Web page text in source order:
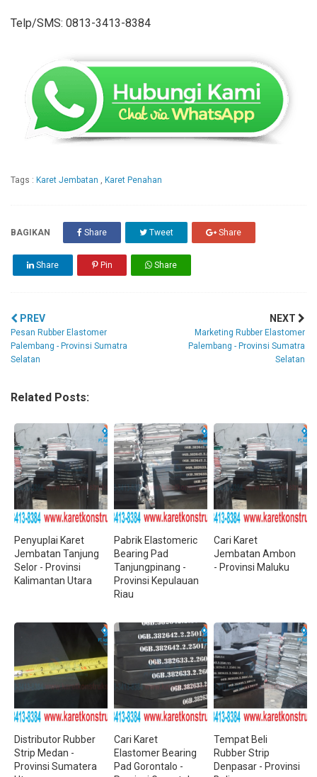
Telp/SMS: 0813-3413-8384
Tags : Karet Jembatan , Karet Penahan
BAGIKAN Share Tweet Share
Share Pin Share
PREV
Pesan Rubber Elastomer
Palembang - Provinsi Sumatra
Selatan
NEXT
Marketing Rubber Elastomer
Palembang - Provinsi Sumatra
Selatan
Related Posts:
Penyuplai Karet
Jembatan Tanjung
Selor - Provinsi
Kalimantan Utara
Pabrik Elastomeric
Bearing Pad
Tanjungpinang -
Provinsi Kepulauan
Riau
Cari Karet
Jembatan Ambon
- Provinsi Maluku
Distributor Rubber
Strip Medan -
Provinsi Sumatera
Cari Karet
Elastomer Bearing
Pad Gorontalo -
Tempat Beli
Rubber Strip
Denpasar - Provinsi